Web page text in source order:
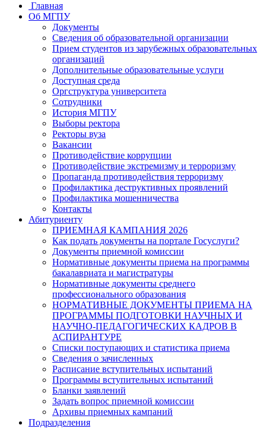
Главная
Об МГПУ
Документы
Сведения об образовательной организации
Прием студентов из зарубежных образовательных
организаций
Дополнительные образовательные услуги
Доступная среда
Оргструктура университета
Сотрудники
История МГПУ
Выборы ректора
Ректоры вуза
Вакансии
Противодействие коррупции
Противодействие экстремизму и терроризму
Пропаганда противодействия терроризму
Профилактика деструктивных проявлений
Профилактика мошенничества
Контакты
Абитуриенту
ПРИЕМНАЯ КАМПАНИЯ 2026
Как подать документы на портале Госуслуги?
Документы приемной комиссии
Нормативные документы приема на программы
бакалавриата и магистратуры
Нормативные документы среднего
профессионального образования
НОРМАТИВНЫЕ ДОКУМЕНТЫ ПРИЕМА НА
ПРОГРАММЫ ПОДГОТОВКИ НАУЧНЫХ И
НАУЧНО-ПЕДАГОГИЧЕСКИХ КАДРОВ В
АСПИРАНТУРЕ
Списки поступающих и статистика приема
Сведения о зачисленных
Расписание вступительных испытаний
Программы вступительных испытаний
Бланки заявлений
Задать вопрос приемной комиссии
Архивы приемных кампаний
Подразделения